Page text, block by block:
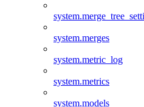
system.merges
system.metric_log
system.metrics
system.models